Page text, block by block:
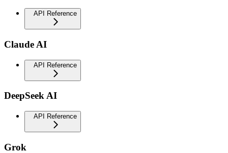
API Reference
Claude AI
API Reference
DeepSeek AI
API Reference
Grok